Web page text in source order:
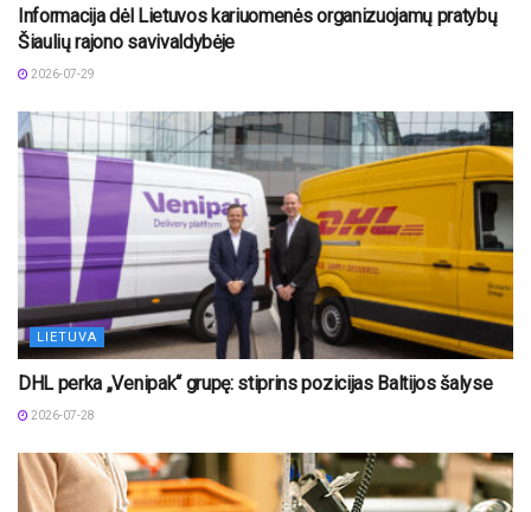
Informacija dėl Lietuvos kariuomenės organizuojamų pratybų
Šiaulių rajono savivaldybėje
2026-07-29
LIETUVA
DHL perka „Venipak“ grupę: stiprins pozicijas Baltijos šalyse
2026-07-28